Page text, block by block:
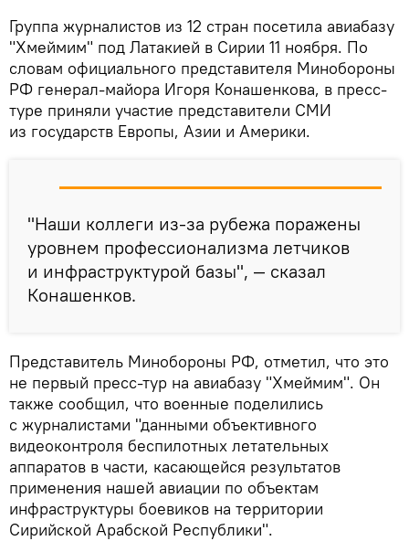
Группа журналистов из 12 стран посетила авиабазу
"Хмеймим" под Латакией в Сирии 11 ноября. По
словам официального представителя Минобороны
РФ генерал-майора Игоря Конашенкова, в пресс-
туре приняли участие представители СМИ
из государств Европы, Азии и Америки.
"Наши коллеги из-за рубежа поражены
уровнем профессионализма летчиков
и инфраструктурой базы", — сказал
Конашенков.
Представитель Минобороны РФ, отметил, что это
не первый пресс-тур на авиабазу "Хмеймим". Он
также сообщил, что военные поделились
с журналистами "данными объективного
видеоконтроля беспилотных летательных
аппаратов в части, касающейся результатов
применения нашей авиации по объектам
инфраструктуры боевиков на территории
Сирийской Арабской Республики".